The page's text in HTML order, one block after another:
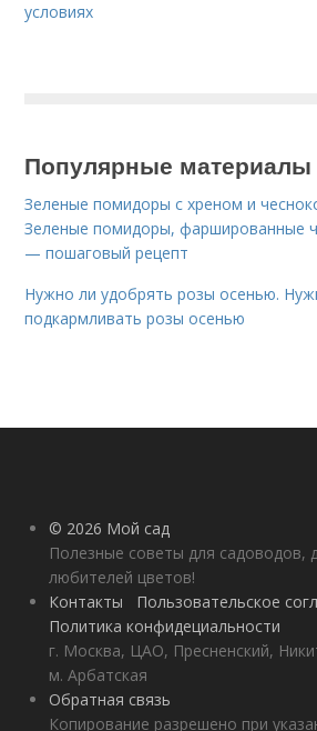
условиях
Популярные материалы
Зеленые помидоры с хреном и
Зеленые помидоры, фаршированные
— пошаговый рецепт
Нужно ли удобрять розы осенью.
подкармливать розы осенью
© 2026 Мой сад
Полезные советы для садоводов,
любителей цветов!
Контакты
Пользовательское
Политика конфидециальности
г. Москва, ЦАО, Пресненский,
м. Арбатская
Обратная связь
Копирование разрешено при